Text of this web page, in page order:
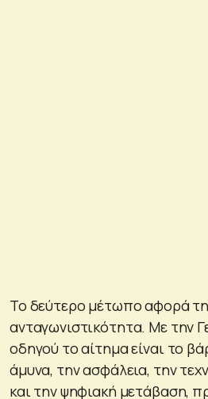
Το δεύτερο μέτωπο αφορά
ανταγωνιστικότητα. Με την
οδηγού το αίτημα είναι το
άμυνα, την ασφάλεια, την
και την ψηφιακή μετάβαση,